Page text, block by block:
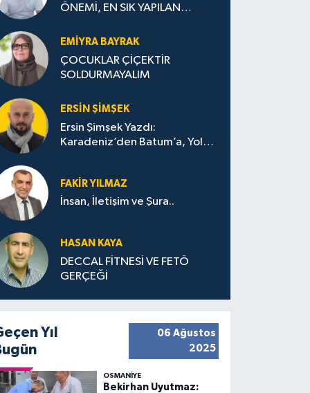
ÖNEMİ, EN SIK YAPILAN
STRATEJİLERİ
EMIYRA BAYRAK
ÇOCUKLAR ÇİÇEKTİR
SOLDURMAYALIM
ERSIN ŞIMŞEK
Ersin Şimşek Yazdı:
Karadeniz’den Batum’a, Yolun
FAKIR YILMAZ
İnsan, İletişim ve Şura..
HASAN KAYA
DECCAL FİTNESİ VE FETÖ
GERÇEĞİ
Yıl
06 Ağustos
2025
OSMANIYE
Bekirhan Uyutmaz: